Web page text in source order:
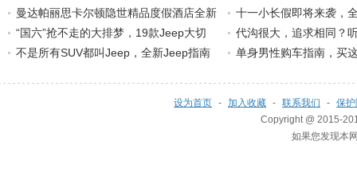
曼达帕丽思卡尔顿隐世精品度假酒店全新
十一小长假即将来袭，
“国六”抢不走的大排梦，19款Jeep大切
代沟很大，追求相同？
不是所有SUV都叫Jeep，全新Jeep指南
单身男性购车指南，买
设为首页 - 加入收藏 - 联系我们 - 保
Copyright @ 2015-
如果您发现本